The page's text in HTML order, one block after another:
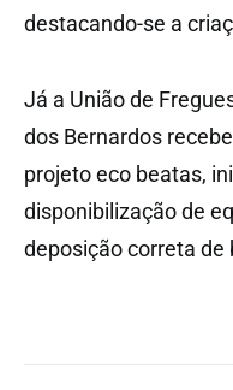
destacando-se a
Já a União de
dos Bernardos
projeto eco beatas,
disponibilização de
deposição correta de